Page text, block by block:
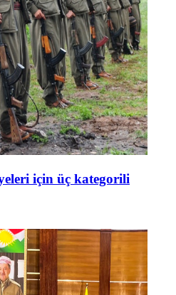
için üç kategorili